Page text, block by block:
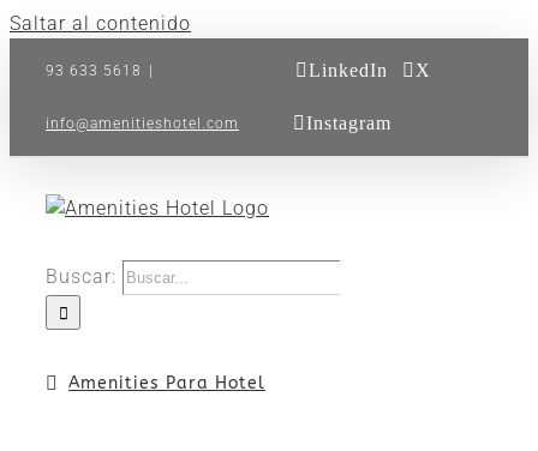
Saltar al contenido
93 633 5618
info@amenitieshotel.com
LinkedIn X
Instagram
Buscar:
Amenities Para Hotel